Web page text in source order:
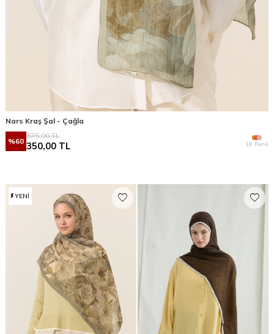
Nars Kraş Şal - Çağla
%60
875,00TL
350,00 TL 16 Renk
YENI